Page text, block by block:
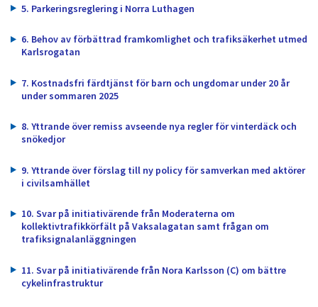
5. Parkeringsreglering i Norra Luthagen
6. Behov av förbättrad framkomlighet och trafiksäkerhet utmed
Karlsrogatan
7. Kostnadsfri färdtjänst för barn och ungdomar under 20 år
under sommaren 2025
8. Yttrande över remiss avseende nya regler för vinterdäck och
snökedjor
9. Yttrande över förslag till ny policy för samverkan med aktörer
i civilsamhället
10. Svar på initiativärende från Moderaterna om
kollektivtrafikkörfält på Vaksalagatan samt frågan om
trafiksignalanläggningen
11. Svar på initiativärende från Nora Karlsson (C) om bättre
cykelinfrastruktur